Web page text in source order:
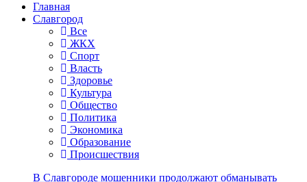
Главная
Славгород
Все
ЖКХ
Спорт
Власть
Здоровье
Культура
Общество
Политика
Экономика
Образование
Происшествия
В Славгороде мошенники продолжают обманывать